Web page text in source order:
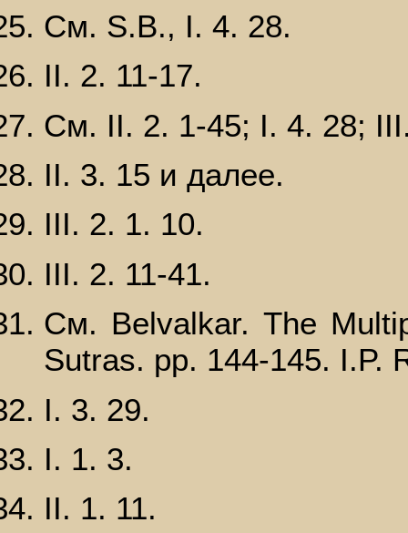
См. S.В., I. 4. 28.
II. 2. 11-17.
См. II. 2. 1-45; I. 4. 28;
II. 3. 15 и далее.
III. 2. 1. 10.
III. 2. 11-41.
См. Веlvalkаr. The
Sutras. pp. 144-145. I.P.
I. 3. 29.
I. 1. 3.
II. 1. 11.